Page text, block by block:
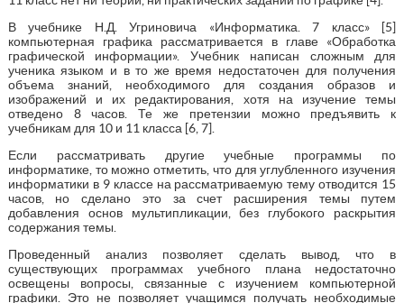
В учебнике Н.Д. Угриновича «Информатика. 7 класс» [5]
компьютерная графика рассматривается в главе «Обработка
графической информации». Учебник написан сложным для
ученика языком и в то же время недостаточен для получения
объема знаний, необходимого для создания образов и
изображений и их редактирования, хотя на изучение темы
отведено 8 часов. Те же претензии можно предъявить к
учебникам для 10 и 11 класса [6, 7].
Если рассматривать другие учебные программы по
информатике, то можно отметить, что для углубленного изучения
информатики в 9 классе на рассматриваемую тему отводится 15
часов, но сделано это за счет расширения темы путем
добавления основ мультипликации, без глубокого раскрытия
содержания темы.
Проведенный анализ позволяет сделать вывод, что в
существующих программах учебного плана недостаточно
освещены вопросы, связанные с изучением компьютерной
графики. Это не позволяет учащимся получать необходимые